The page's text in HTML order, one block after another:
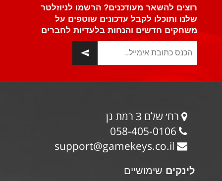
רוצים להשאר מעודכנים? הרשמו לניוזלטר
שלנו ותוכלו לקבל עדכונים שוטפים על
משחקים חדשים והנחות בלעדיות לחברים
רח׳ שלם 3 רמת גן
לינקים שימושיים